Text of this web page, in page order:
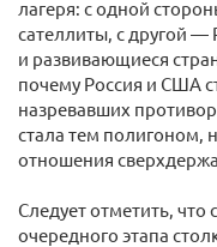
лагеря: с одной
сателлиты, с другой ―
и развивающиеся
почему Россия и США
назревавших
стала тем полигоном,
отношения
Следует отметить,
очередного этапа